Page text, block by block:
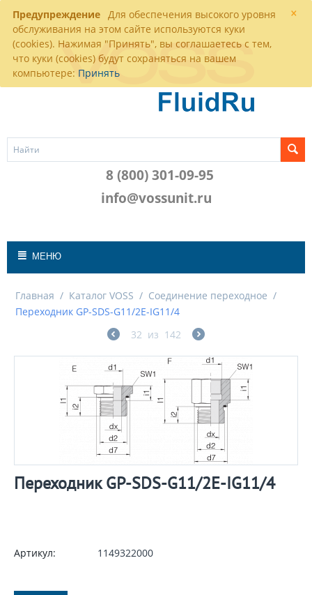
×
Предупреждение Для обеспечения высокого уровня
обслуживания на этом сайте используются куки
(cookies). Нажимая "Принять", вы соглашаетесь с тем,
что куки (cookies) будут сохраняться на вашем
компьютере: Принять
8 (800) 301-09-95
info@vossunit.ru
МЕНЮ
Главная / Каталог VOSS / Соединение переходное /
Переходник GP-SDS-G11/2E-IG11/4
32 из 142
Переходник GP-SDS-G11/2E-IG11/4
Артикул: 1149322000